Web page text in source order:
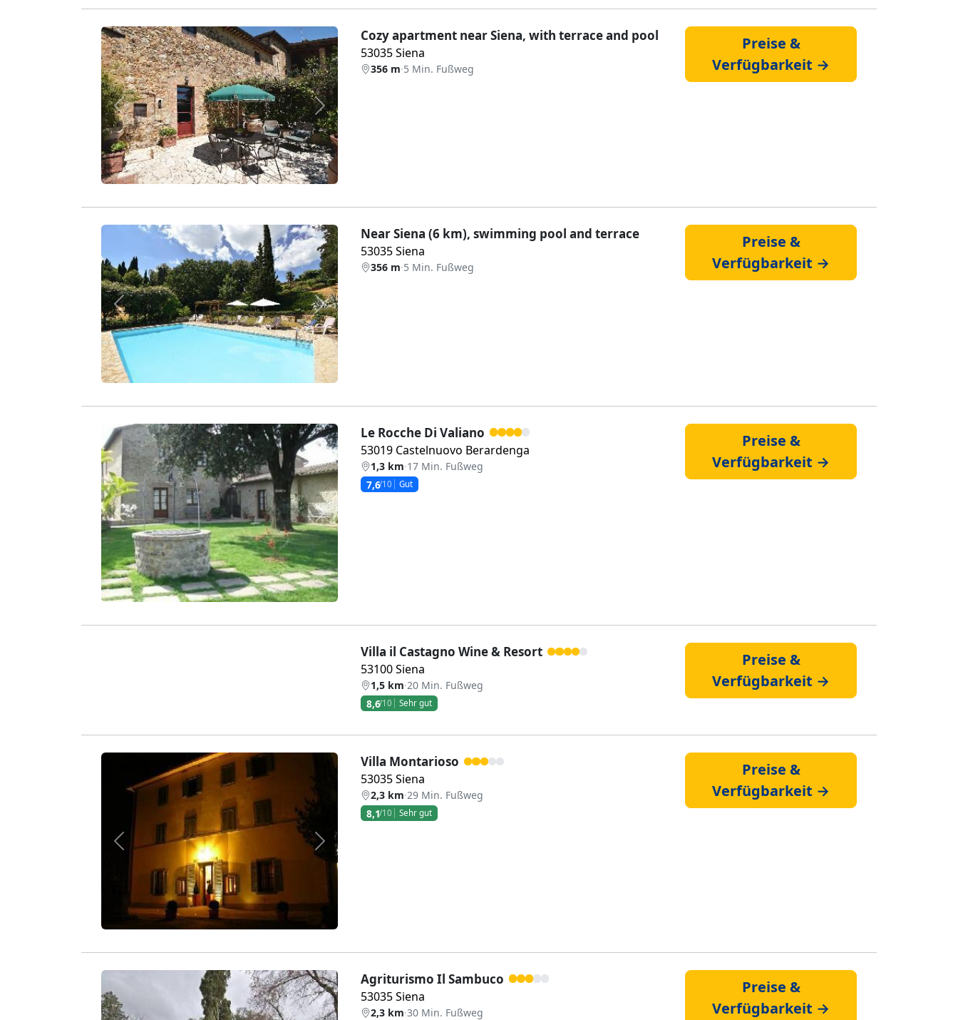
Zurück Weiter
Cozy apartment near Siena, with terrace and pool
53035 Siena
356 m·5 Min. Fußweg
Preise &
Verfügbarkeit →
Zurück Weiter
Near Siena (6 km), swimming pool and terrace
53035 Siena
356 m·5 Min. Fußweg
Preise &
Verfügbarkeit →
Zurück Weiter
Le Rocche Di Valiano
53019 Castelnuovo Berardenga
1,3 km·17 Min. Fußweg
7,6/10 Gut
Preise &
Verfügbarkeit →
Villa il Castagno Wine & Resort
53100 Siena
1,5 km·20 Min. Fußweg
8,6/10 Sehr gut
Preise &
Verfügbarkeit →
Zurück Weiter
Villa Montarioso
53035 Siena
2,3 km·29 Min. Fußweg
8,1/10 Sehr gut
Preise &
Verfügbarkeit →
Agriturismo Il Sambuco
53035 Siena
2,3 km·30 Min. Fußweg
Preise &
Verfügbarkeit →